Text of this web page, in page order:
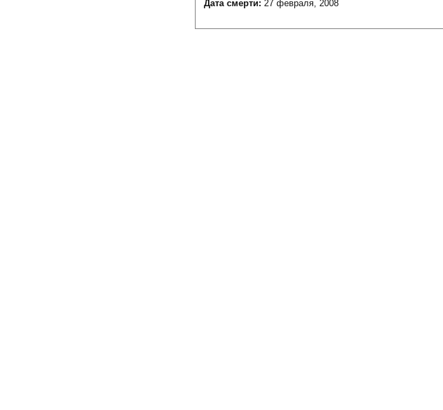
Дата смерти: 27 февраля, 2008